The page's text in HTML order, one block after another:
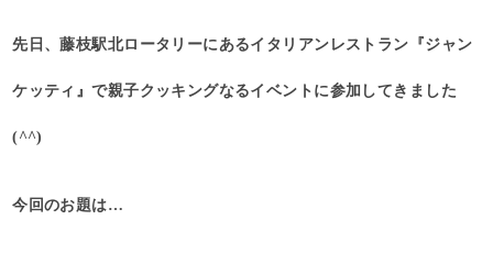
先日、藤枝駅北ロータリーにあるイタリアンレストラン『ジャン
ケッティ』で親子クッキングなるイベントに参加してきました
(^^)
今回のお題は…